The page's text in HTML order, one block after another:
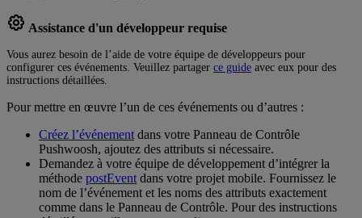
Assistance d'un développeur requise
Vous aurez besoin de l’aide de votre équipe de développeurs pour
configurer ces événements. Veuillez partager ce guide avec eux pour des
instructions détaillées.
Pour mettre en œuvre l’un de ces événements ou d’autres :
Créez l’événement dans votre Panneau de Contrôle
Pushwoosh, ajoutez des attributs si nécessaire.
Demandez à votre équipe de développement d’intégrer la
méthode postEvent dans votre projet mobile. Fournissez le
nom de l’événement et les noms des attributs exactement
comme dans le Panneau de Contrôle. Pour des instructions